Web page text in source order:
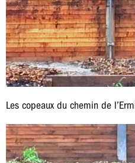
Les copeaux du chemin de